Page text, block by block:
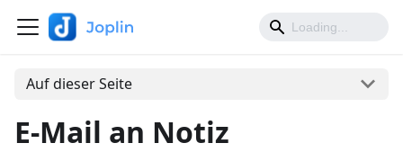
Auf dieser Seite
E-Mail an Notiz